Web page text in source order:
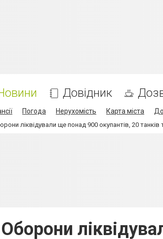
Довідник
Погода Нерухомість Карта міста
ліквідували ще понад 900 окупантів, 20 танків